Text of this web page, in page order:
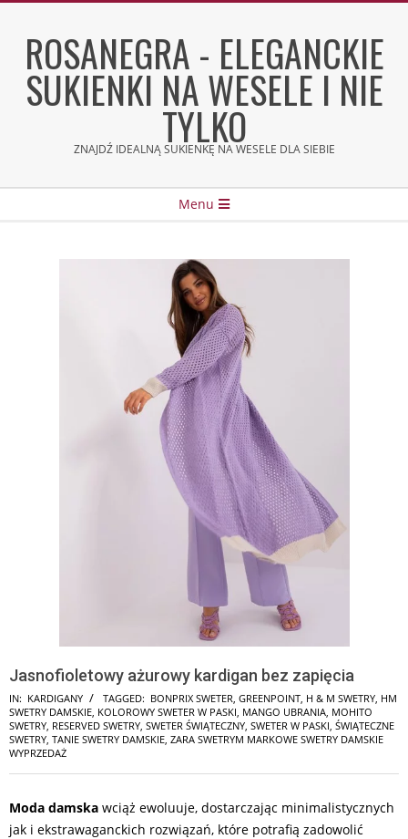
contentROSANEGRA - ELEGANCKIE
SUKIENKI NA WESELE I NIE
TYLKO
ZNAJDŹ IDEALNĄ SUKIENKĘ NA WESELE DLA SIEBIE
Menu
Jasnofioletowy ażurowy kardigan bez zapięcia
IN: KARDIGANY TAGGED: BONPRIX SWETER GREENPOINT H & M SWETRY HM
SWETRY DAMSKIE KOLOROWY SWETER W PASKI MANGO UBRANIA MOHITO
SWETRY RESERVED SWETRY SWETER ŚWIĄTECZNY SWETER W PASKI ŚWIĄTECZNE
SWETRY TANIE SWETRY DAMSKIE ZARA SWETRYM MARKOWE SWETRY DAMSKIE
WYPRZEDAŻ
Moda damska wciąż ewoluuje, dostarczając minimalistycznych
jak i ekstrawaganckich rozwiązań, które potrafią zadowolić